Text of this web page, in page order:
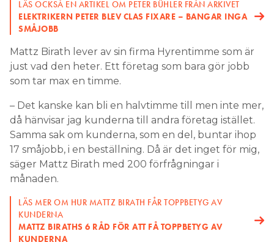
LÄS OCKSÅ EN ARTIKEL OM PETER BÜHLER FRÅN ARKIVET
ELEKTRIKERN PETER BLEV CLAS FIXARE – BANGAR INGA
SMÅJOBB
Mattz Birath lever av sin firma Hyrentimme som är
just vad den heter. Ett företag som bara gör jobb
som tar max en timme.
– Det kanske kan bli en halvtimme till men inte mer,
då hänvisar jag kunderna till andra företag istället.
Samma sak om kunderna, som en del, buntar ihop
17 småjobb, i en beställning. Då är det inget för mig,
säger Mattz Birath med 200 förfrågningar i
månaden.
LÄS MER OM HUR MATTZ BIRATH FÅR TOPPBETYG AV
KUNDERNA
MATTZ BIRATHS 6 RÅD FÖR ATT FÅ TOPPBETYG AV
KUNDERNA